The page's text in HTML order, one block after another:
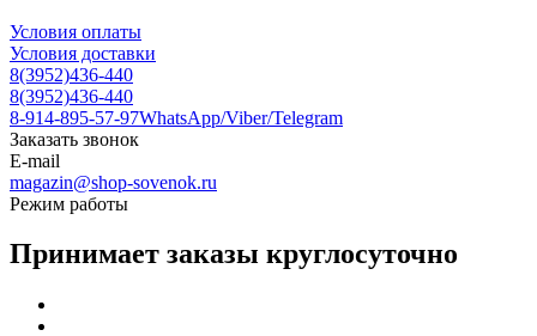
Условия оплаты
Условия доставки
8(3952)436-440
8(3952)436-440
8-914-895-57-97WhatsApp/Viber/Telegram
Заказать звонок
E-mail
magazin@shop-sovenok.ru
Режим работы
Принимает заказы круглосуточно